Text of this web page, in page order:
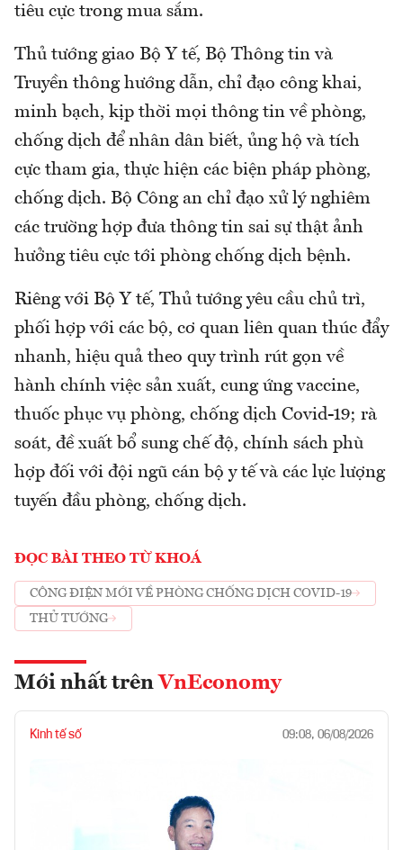
tiêu cực trong mua sắm.
Thủ tướng giao Bộ Y tế, Bộ Thông tin và
Truyền thông hướng dẫn, chỉ đạo công khai,
minh bạch, kịp thời mọi thông tin về phòng,
chống dịch để nhân dân biết, ủng hộ và tích
cực tham gia, thực hiện các biện pháp phòng,
chống dịch. Bộ Công an chỉ đạo xử lý nghiêm
các trường hợp đưa thông tin sai sự thật ảnh
hưởng tiêu cực tới phòng chống dịch bệnh.
Riêng với Bộ Y tế, Thủ tướng yêu cầu chủ trì,
phối hợp với các bộ, cơ quan liên quan thúc đẩy
nhanh, hiệu quả theo quy trình rút gọn về
hành chính việc sản xuất, cung ứng vaccine,
thuốc phục vụ phòng, chống dịch Covid-19; rà
soát, đề xuất bổ sung chế độ, chính sách phù
hợp đối với đội ngũ cán bộ y tế và các lực lượng
tuyến đầu phòng, chống dịch.
ĐỌC BÀI THEO TỪ KHOÁ
CÔNG ĐIỆN MỚI VỀ PHÒNG CHỐNG DỊCH COVID-19
THỦ TƯỚNG
Mới nhất trên VnEconomy
Kinh tế số 09:08, 06/08/2026